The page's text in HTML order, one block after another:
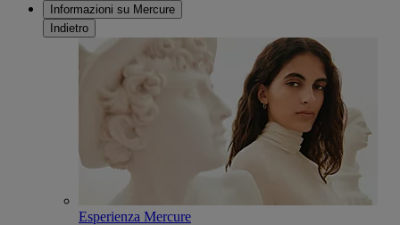
Informazioni su Mercure
Indietro
Esperienza Mercure